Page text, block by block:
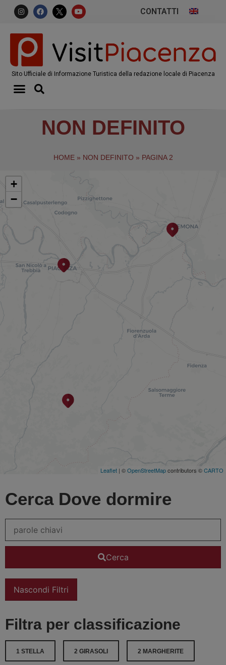
CONTATTI
Sito Ufficiale di Informazione Turistica della redazione locale di Piacenza
NON DEFINITO
HOME» NON DEFINITO » PAGINA 2
+
−
Leaflet | ©OpenStreetMapcontributors ©CARTO
Cerca Dove dormire
Cerca
Nascondi Filtri
Filtra per classificazione
1 STELLA 2 GIRASOLI 2 MARGHERITE